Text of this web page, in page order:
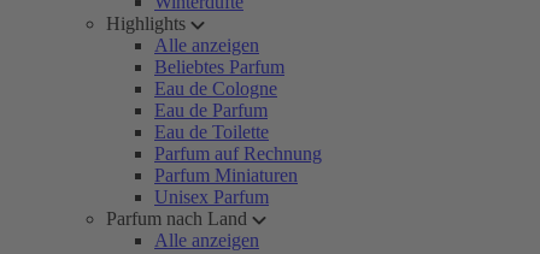
Highlights
Alle anzeigen
Beliebtes Parfum
Eau de Cologne
Eau de Parfum
Eau de Toilette
Parfum auf Rechnung
Parfum Miniaturen
Unisex Parfum
Parfum nach Land
Alle anzeigen